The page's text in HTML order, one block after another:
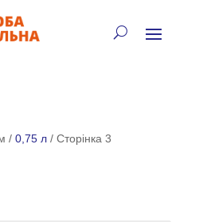
/ 0,75 л/ Сторінка 3